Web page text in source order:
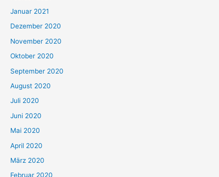
Januar 2021
Dezember 2020
November 2020
Oktober 2020
September 2020
August 2020
Juli 2020
Juni 2020
Mai 2020
April 2020
März 2020
Februar 2020